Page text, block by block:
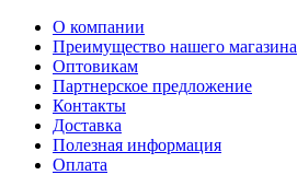
О компании
Преимущество нашего магазина
Оптовикам
Партнерское предложение
Контакты
Доставка
Полезная информация
Оплата